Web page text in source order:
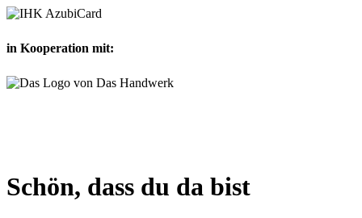
in Kooperation mit:
Schön, dass du da bist